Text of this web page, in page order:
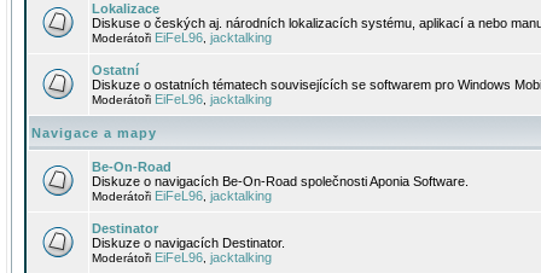
Lokalizace
Diskuse o českých aj. národních lokalizacích systému, aplikací a nebo
Moderátoři EiFeL96 jacktalking
Ostatní
Diskuze o ostatních tématech souvisejících se softwarem pro Windows
Moderátoři EiFeL96 jacktalking
Navigace a mapy
Be-On-Road
Diskuze o navigacích Be-On-Road společnosti Aponia Software.
Moderátoři EiFeL96 jacktalking
Destinator
Diskuze o navigacích Destinator.
Moderátoři EiFeL96 jacktalking